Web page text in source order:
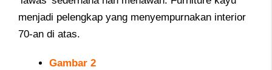
menjadi pelengkap yang menyempurnakan interior
70-an di atas.
Gambar 2